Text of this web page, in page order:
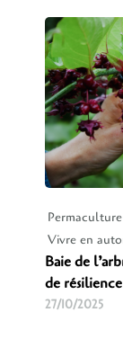
Vivre en
Baie de
de
27/10/2025